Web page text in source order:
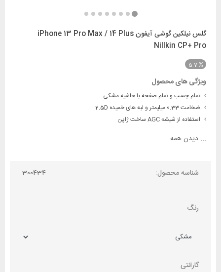
گلس نیلکین گوشی آیفون iPhone 13 Pro Max / 14 Plus
Nillkin CP+ Pro
5.7
ویژگی های محصول
تمام چسب و تمام صفحه با حاشیه مشکی
ضخامت 0.33 میلیمتر و لبه های خمیده 2.5D
استفاده از شیشه AGC ساخت ژاپن
... دیدن همه
شناسه محصول: 300434
رنگ
گارانتی